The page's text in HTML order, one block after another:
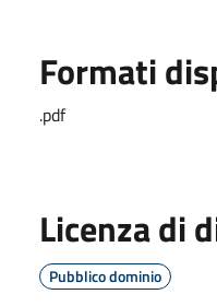
Formati
.pdf
Licenza di
Pubblico dominio